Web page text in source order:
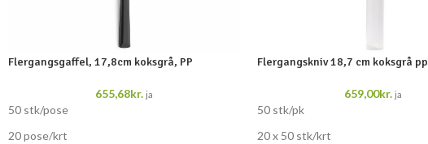
Flergangsgaffel, 17,8cm koksgrå, PP
655,68kr. ja
50 stk/pose
20 pose/krt
Flergangskniv 18,7 cm koksgrå pp
659,00kr. ja
50 stk/pk
20 x 50 stk/krt